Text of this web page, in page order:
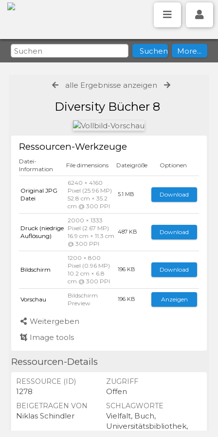
alle Ergebnisse anzeigen
Diversity Bücher 8
Ressourcen-Werkzeuge
Datei-
Information
File dimensions Dateigröße Optionen
Original JPG
Datei
6240 × 4160
Pixel (25.96 MP)
52.8 cm × 35.2
cm @ 300 PPI
5.1 MB Download
Druck (niedrige
Auflösung)
2000 × 1333
Pixel (2.67 MP)
16.9 cm × 11.3 cm
@ 300 PPI
487 KB Download
Bildschirm
1200 × 800
Pixel (0.96 MP)
10.2 cm × 6.8
cm @ 300 PPI
196 KB Download
Vorschau
Bildschirm
Preview
196 KB Anzeigen
Weitergeben
Image tools
Ressourcen-Details
RESSOURCE (ID)
1278
ZUGRIFF
Offen
BEIGETRAGEN VON
Niklas Schindler
SCHLAGWORTE
Vielfalt, Buch,
Universitätsbibliothek,